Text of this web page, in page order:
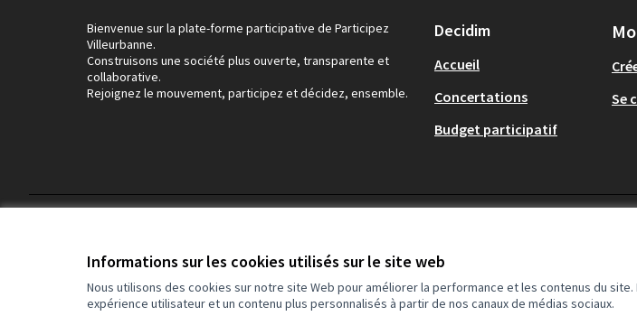
Informations sur les cookies utilisés sur le site web
Nous utilisons des cookies sur notre site Web pour améliorer la performance et les contenus du
expérience utilisateur et un contenu plus personnalisés à partir de nos canaux de médias sociaux.
Bienvenue sur la plate-forme participative de Participez
Villeurbanne.
Construisons une société plus ouverte, transparente et
collaborative.
Rejoignez le mouvement, participez et décidez, ensemble.
Decidim
Accueil
Concertations
Budget participatif
Se